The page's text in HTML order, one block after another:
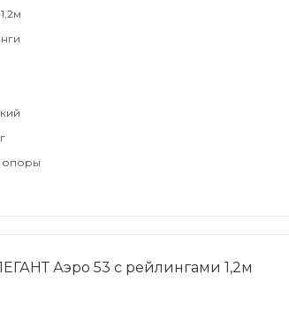
опоры
Аэро 53 с рейлингами 1,2м